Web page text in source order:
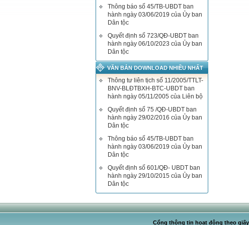
Thông báo số 45/TB-UBDT ban
hành ngày 03/06/2019 của Ủy ban
Dân tộc
Quyết định số 723/QĐ-UBDT ban
hành ngày 06/10/2023 của Ủy ban
Dân tộc
VĂN BẢN DOWNLOAD NHIỀU NHẤT
Thông tư liên tịch số 11/2005/TTLT-
BNV-BLĐTBXH-BTC-UBDT ban
hành ngày 05/11/2005 của Liên bộ
Quyết định số 75 /QĐ-UBDT ban
hành ngày 29/02/2016 của Ủy ban
Dân tộc
Thông báo số 45/TB-UBDT ban
hành ngày 03/06/2019 của Ủy ban
Dân tộc
Quyết định số 601/QĐ- UBDT ban
hành ngày 29/10/2015 của Ủy ban
Dân tộc
Cổng thông tin hoạt động theo